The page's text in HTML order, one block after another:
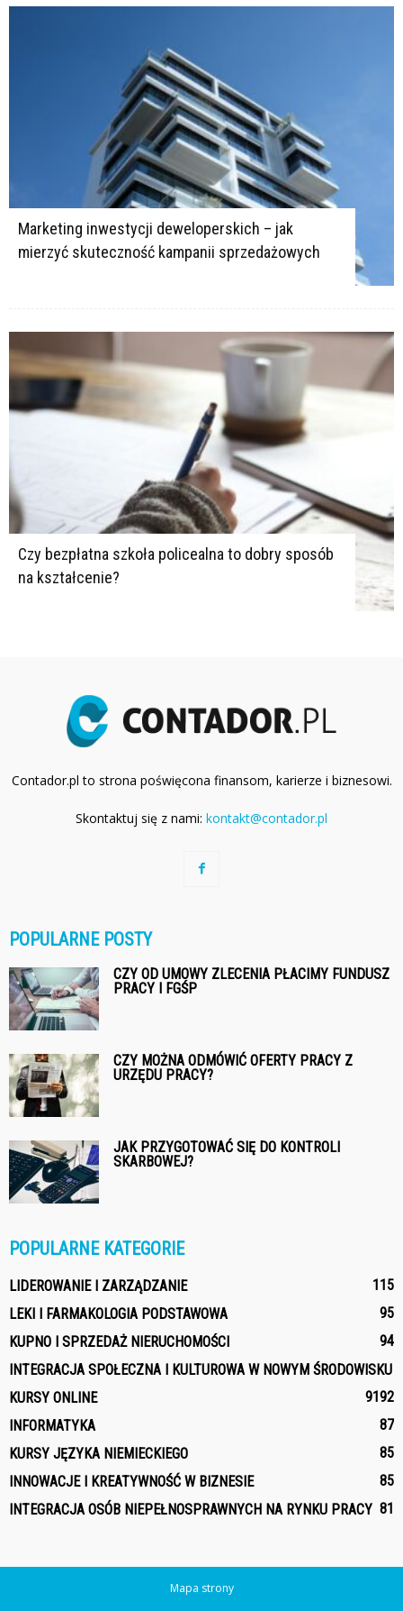
Marketing inwestycji deweloperskich – jak
mierzyć skuteczność kampanii sprzedażowych
Czy bezpłatna szkoła policealna to dobry sposób
na kształcenie?
Contador.pl to strona poświęcona finansom, karierze i biznesowi.
Skontaktuj się z nami: kontakt@contador.pl
POPULARNE POSTY
CZY OD UMOWY ZLECENIA PŁACIMY FUNDUSZ
PRACY I FGŚP
CZY MOŻNA ODMÓWIĆ OFERTY PRACY Z
URZĘDU PRACY?
JAK PRZYGOTOWAĆ SIĘ DO KONTROLI
SKARBOWEJ?
POPULARNE KATEGORIE
LIDEROWANIE I ZARZĄDZANIE
115
LEKI I FARMAKOLOGIA PODSTAWOWA
95
KUPNO I SPRZEDAŻ NIERUCHOMOŚCI
94
INTEGRACJA SPOŁECZNA I KULTUROWA W NOWYM ŚRODOWISKU
92
KURSY ONLINE
91
INFORMATYKA
87
KURSY JĘZYKA NIEMIECKIEGO
85
INNOWACJE I KREATYWNOŚĆ W BIZNESIE
85
INTEGRACJA OSÓB NIEPEŁNOSPRAWNYCH NA RYNKU PRACY 81
Mapa strony